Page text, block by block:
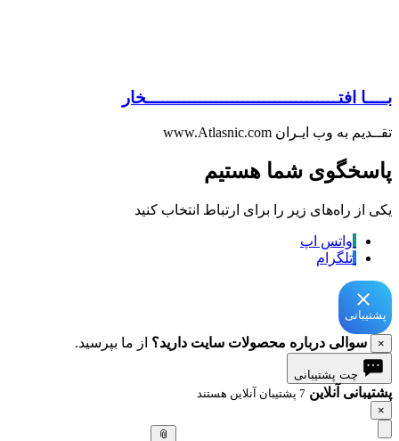
بــــا افتــــــــــــــــــــــــــــــــــــخار
تقــدیم به وب ایـران www.Atlasnic.com
پاسخگوی شما هستیم
یکی از راه‌های زیر را برای ارتباط انتخاب کنید
واتس اپ
تلگرام
پشتیبانی
× سوالی درباره محصولات سایت دارید؟ از ما بپرسید.
چت پشتیبانی
پشتیبانی آنلاین 7 پشتیبان آنلاین هستند
×
📎